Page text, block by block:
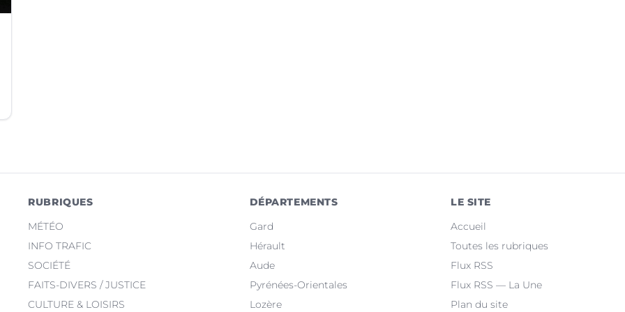
RUBRIQUES
MÉTÉO
INFO TRAFIC
SOCIÉTÉ
FAITS-DIVERS / JUSTICE
CULTURE & LOISIRS
DÉPARTEMENTS
Gard
Hérault
Aude
Pyrénées-Orientales
Lozère
LE SITE
Accueil
Toutes les rubriques
Flux RSS
Flux RSS — La Une
Plan du site